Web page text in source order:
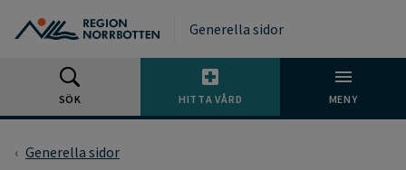
Generella sidor
SÖK HITTA VÅRD MENY
Generella sidor